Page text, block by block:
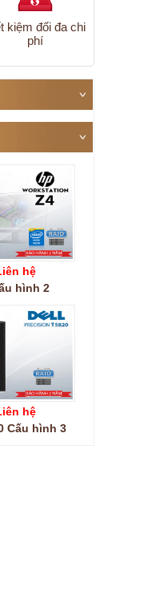
kiệm đối đa chi
phí
hệ
hình 2
hệ
Cấu hình 3